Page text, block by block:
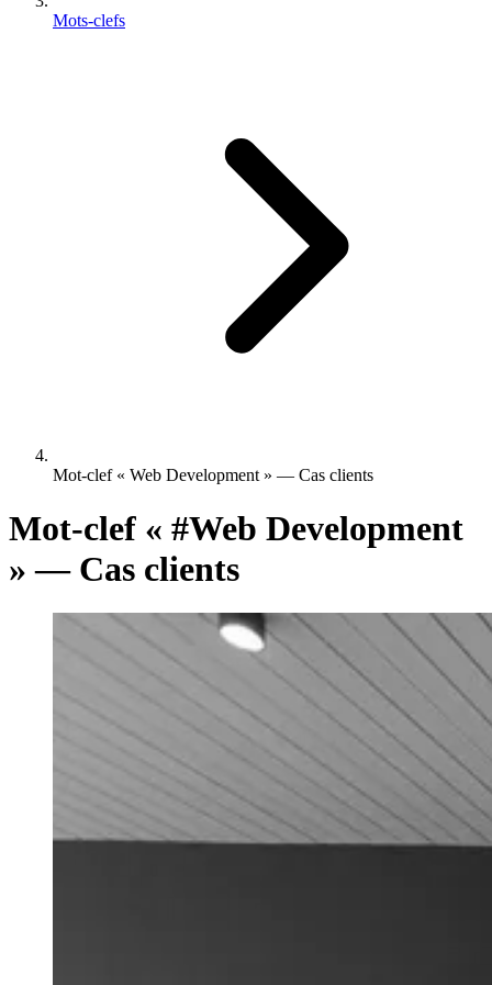
Mots-clefs
Mot-clef « Web Development » — Cas clients
Mot-clef « #Web Development
» — Cas clients